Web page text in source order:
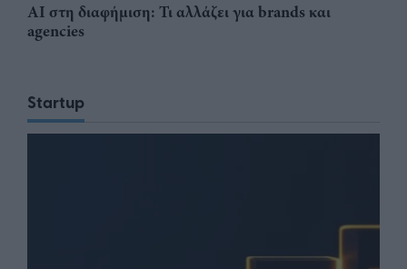
AI στη διαφήμιση: Τι αλλάζει για brands και
agencies
Startup